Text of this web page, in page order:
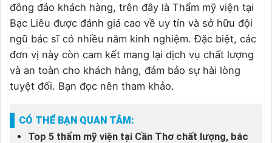
đông đảo khách hàng, trên đây là Thẩm mỹ viện tại
Bạc Liêu được đánh giá cao về uy tín và sở hữu đội
ngũ bác sĩ có nhiều năm kinh nghiệm. Đặc biệt, các
đơn vị này còn cam kết mang lại dịch vụ chất lượng
và an toàn cho khách hàng, đảm bảo sự hài lòng
tuyệt đối. Bạn đọc nên tham khảo.
CÓ THỂ BẠN QUAN TÂM:
Top 5 thẩm mỹ viện tại Cần Thơ chất lượng, bác